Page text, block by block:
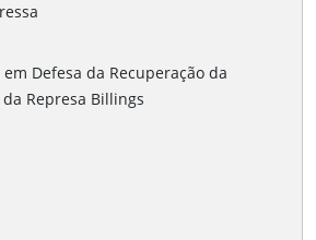
Defesa da Recuperação da
Represa Billings